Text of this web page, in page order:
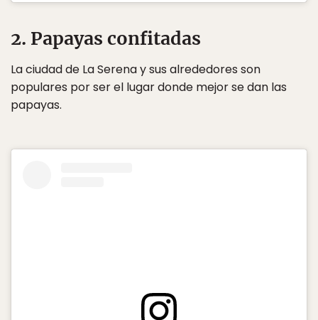
2. Papayas confitadas
La ciudad de La Serena y sus alrededores son
populares por ser el lugar donde mejor se dan las
papayas.